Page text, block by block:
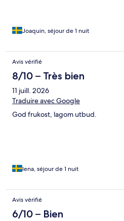
Joaquin, séjour de 1 nuit
Avis vérifié
8/10 – Très bien
11 juill. 2026
Traduire avec Google
God frukost, lagom utbud.
lena, séjour de 1 nuit
Avis vérifié
6/10 – Bien